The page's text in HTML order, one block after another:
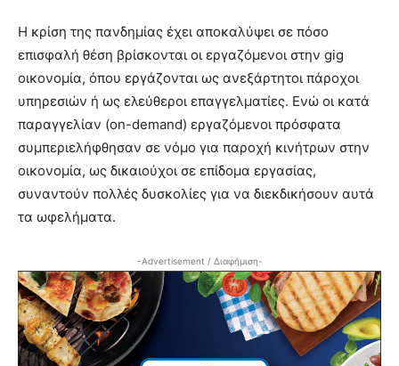
Η κρίση της πανδημίας έχει αποκαλύψει σε πόσο
επισφαλή θέση βρίσκονται οι εργαζόμενοι στην gig
οικονομία, όπου εργάζονται ως ανεξάρτητοι πάροχοι
υπηρεσιών ή ως ελεύθεροι επαγγελματίες. Ενώ οι κατά
παραγγελίαν (on-demand) εργαζόμενοι πρόσφατα
συμπεριελήφθησαν σε νόμο για παροχή κινήτρων στην
οικονομία, ως δικαιούχοι σε επίδομα εργασίας,
συναντούν πολλές δυσκολίες για να διεκδικήσουν αυτά
τα ωφελήματα.
-Advertisement / Διαφήμιση-